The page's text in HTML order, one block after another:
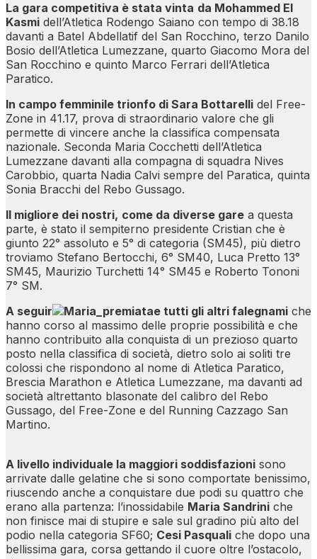
La gara competitiva è stata vinta da Mohammed El
Kasmi dell’Atletica Rodengo Saiano con tempo di 38.18
davanti a Batel Abdellatif del San Rocchino, terzo Danilo
Bosio dell’Atletica Lumezzane, quarto Giacomo Mora del
San Rocchino e quinto Marco Ferrari dell’Atletica
Paratico.
In campo femminile trionfo di Sara Bottarelli del Free-
Zone in 41.17, prova di straordinario valore che gli
permette di vincere anche la classifica compensata
nazionale. Seconda Maria Cocchetti dell’Atletica
Lumezzane davanti alla compagna di squadra Nives
Carobbio, quarta Nadia Calvi sempre del Paratica, quinta
Sonia Bracchi del Rebo Gussago.
Il migliore dei nostri, come da diverse gare a questa
parte, è stato il sempiterno presidente Cristian che è
giunto 22° assoluto e 5° di categoria (SM45), più dietro
troviamo Stefano Bertocchi, 6° SM40, Luca Pretto 13°
SM45, Maurizio Turchetti 14° SM45 e Roberto Tononi
7° SM.
A seguir
e tutti gli altri falegnami che
hanno corso al massimo delle proprie possibilità e che
hanno contribuito alla conquista di un prezioso quarto
posto nella classifica di società, dietro solo ai soliti tre
colossi che rispondono al nome di Atletica Paratico,
Brescia Marathon e Atletica Lumezzane, ma davanti ad
società altrettanto blasonate del calibro del Rebo
Gussago, del Free-Zone e del Running Cazzago San
Martino.
A livello individuale la maggiori soddisfazioni sono
arrivate dalle gelatine che si sono comportate benissimo,
riuscendo anche a conquistare due podi su quattro che
erano alla partenza: l’inossidabile Maria Sandrini che
non finisce mai di stupire e sale sul gradino più alto del
podio nella categoria SF60; Cesi Pasquali che dopo una
bellissima gara, corsa gettando il cuore oltre l’ostacolo,